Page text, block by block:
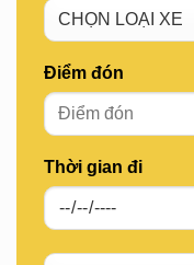
Điểm đón
Thời gian đi